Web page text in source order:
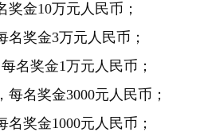
金10万元人民币；
奖金3万元人民币；
名奖金1万元人民币；
名奖金3000元人民币；
奖金1000元人民币；